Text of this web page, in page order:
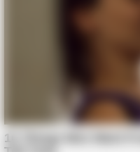
Why Cher Refused To